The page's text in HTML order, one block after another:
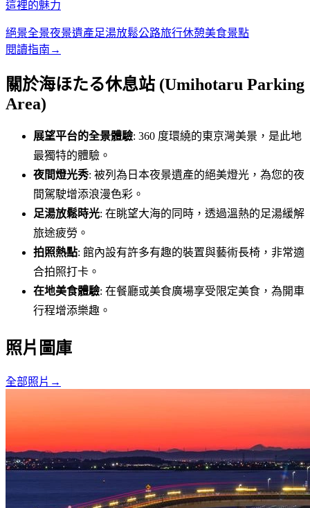
這裡的魅力
絕景全景夜景遺產足湯放鬆公路旅行休憩美食景點
閱讀指南 →
關於海ほたる休息站 (Umihotaru Parking
Area)
展望平台的全景體驗: 360 度環繞的東京灣美景，是此地
最獨特的體驗。
夜間燈光秀: 被列為日本夜景遺產的絕美燈光，為您的夜
間駕駛增添浪漫色彩。
足湯放鬆時光: 在眺望大海的同時，透過溫熱的足湯緩解
旅途疲勞。
拍照熱點: 館內設有許多有趣的裝置與藝術長椅，非常適
合拍照打卡。
在地美食體驗: 在餐廳或美食廣場享受限定美食，為開車
行程增添樂趣。
照片圖庫
全部照片 →